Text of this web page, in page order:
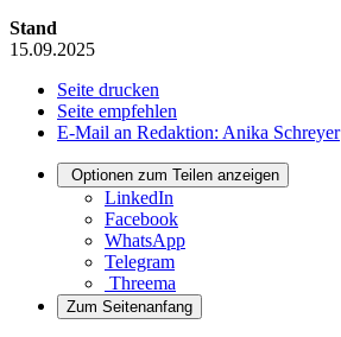
Stand
15.09.2025
Seite drucken
Seite empfehlen
E-Mail an Redaktion: Anika Schreyer
Optionen zum Teilen anzeigen
LinkedIn
Facebook
WhatsApp
Telegram
Threema
Zum Seitenanfang